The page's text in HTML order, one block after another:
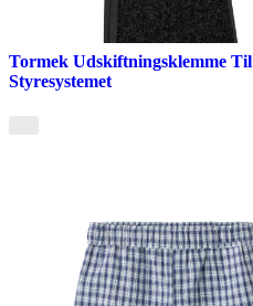
Tormek Udskiftningsklemme Til
Styresystemet